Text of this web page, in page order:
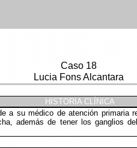
Caso 18
Lucia Fons Alcantara
HISTORIA CLÍNICA
a su médico de atención primaria
además de tener los ganglios